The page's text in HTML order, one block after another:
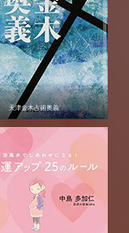
天津金木占術奥義